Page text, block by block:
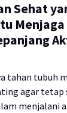
Sehat
Menjaga
tahan tubuh
agar tetap
menjalani